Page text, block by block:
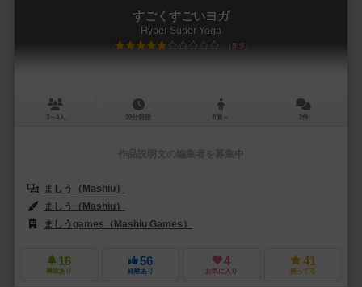
すごくすごいヨガ
Hyper Super Yoga
5.9
3～4人 20分前後 8歳～ 2件
作品説明文の編集者を募集中
ましう（Mashiu）
ましう（Mashiu）
ましうgames（Mashiu Games）
16
興味あり
56
経験あり
4
お気に入り
41
持ってる